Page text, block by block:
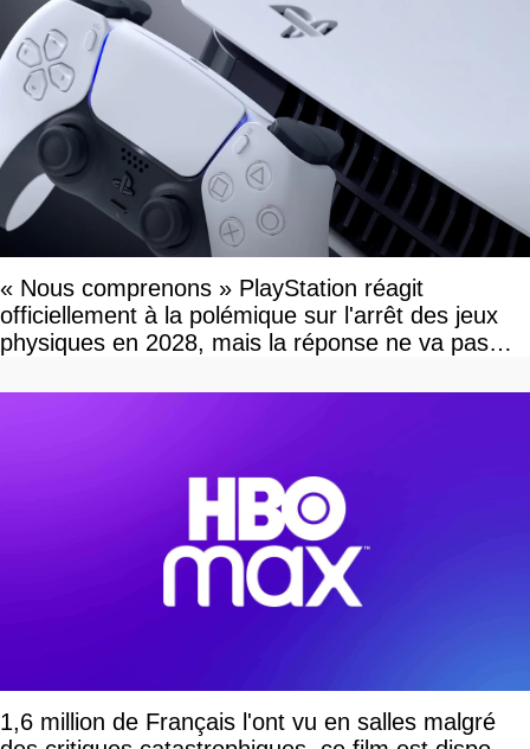
« Nous comprenons » PlayStation réagit
officiellement à la polémique sur l'arrêt des jeux
physiques en 2028, mais la réponse ne va pas
1,6 million de Français l'ont vu en salles malgré